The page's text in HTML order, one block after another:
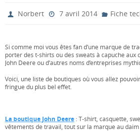
Norbert 7 avril 2014 Fiche
Si comme moi vous êtes fan d’une marque de
porter des t-shirts ou des sweats à capuche aux
John Deere ou d’autres noms d’entreprises
Voici, une liste de boutiques où vous allez
fringue du plus bel effet.
La boutique John Deere : T-shirt, casquette,
vêtements de travail, tout sur la marque au daim